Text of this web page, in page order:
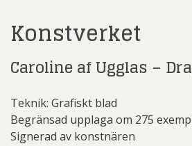
Konstverket
Caroline af Ugglas –
Teknik: Grafiskt blad
Begränsad upplaga om 275
Signerad av konstnären